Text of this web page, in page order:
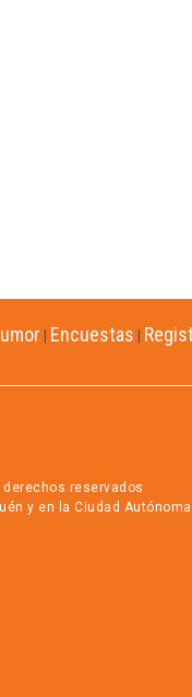
Encuestas
reservados
y en la Ciudad Autónoma